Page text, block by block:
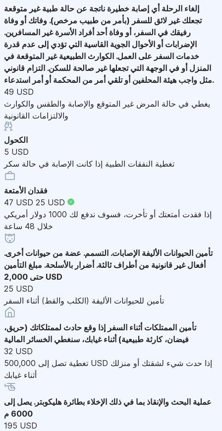
إلغاء الرحلة أي إصابة خطيرة ناتجة عن حالة طبية غير متوقعة
تجعلك غير لائق للسفر (بأمر من طبيب مرخص). وفاتك أو وفاة
رفيقك في السفر، أو وفاة أحد أفراد الأسرة غير المسافرين.
الإضرابات أو الأحوال الجوية القاسية التي تؤدي إلى عدم قدرة
خدمات السفر على العمل. الكوارث الطبيعية غير المتوقعة في
المنزل أو في الوجهة التي تجعلها غير صالحة للسكن. التزام قانوني
مثل واجب هيئة المحلفين أو تلقي أمر من المحكمة أو أمر استدعاء.
49 USD
يغطي في حالة المرض غير المتوقع والإصابة والطقس والكوارث
والالتزامات القانونية
الكحول
5 USD
تغطية النفقات الطبية إذا كانت الإصابة في حالة سكر
فقدان الأمتعة
47 USD 25 USD
إذا فقدت أمتعتك أو تأخرت، فسوف ندفع لك 1000 دولار أمريكي
خلال 48 ساعة
تأمين الحيوانات الأليفة الإصابات. التسمم. عضة من حيوانات أخرى.
أفعال غير قانونية من أطراف ثالثة. أضرار بالأسلحة. مبلغ التأمين
حتى 2,000 USD
25 USD
تأمين للحيوانات الأليفة (الكلب والقط) أثناء السفر
تأمين الممتلكات أثناء السفر إذا وقع حادث لممتلكاتك (حريق،
فيضان، كارثة طبيعية) أثناء غيابك، سنغطي الخسائر المالية
32 USD
تغطية تصل إلى 500,000 USD إذا حدث شيء لشقتك أو منزلك
أثناء غيابك
عملية البحث والإنقاذ بما في ذلك الإخلاء بطائرة هليكوبتر. يصل إلى
6000 م
195 USD